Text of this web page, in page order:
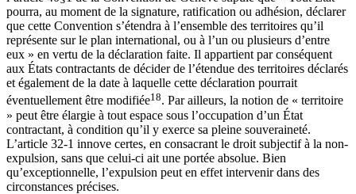
pourra, au moment de la signature, ratification ou adhésion, déclarer
que cette Convention s’étendra à l’ensemble des territoires qu’il
représente sur le plan international, ou à l’un ou plusieurs d’entre
eux » en vertu de la déclaration faite. Il appartient par conséquent
aux États contractants de décider de l’étendue des territoires déclarés
et également de la date à laquelle cette déclaration pourrait
éventuellement être modifiée18. Par ailleurs, la notion de « territoire
» peut être élargie à tout espace sous l’occupation d’un État
contractant, à condition qu’il y exerce sa pleine souveraineté.
L’article 32-1 innove certes, en consacrant le droit subjectif à la non-
expulsion, sans que celui-ci ait une portée absolue. Bien
qu’exceptionnelle, l’expulsion peut en effet intervenir dans des
circonstances précises.